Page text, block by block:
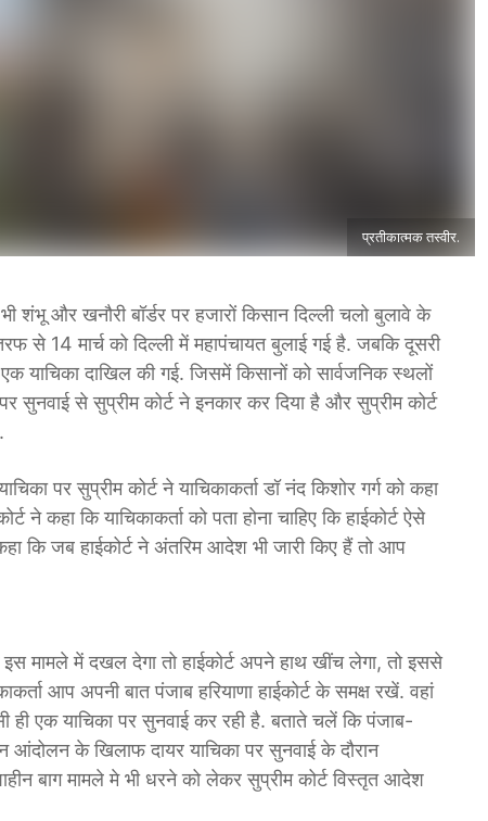
प्रतीकात्मक तस्वीर.
शंभू और खनौरी बॉर्डर पर हजारों किसान दिल्ली चलो बुलावे के
से 14 मार्च को दिल्ली में महापंचायत बुलाई गई है. जबकि दूसरी
याचिका दाखिल की गई. जिसमें किसानों को सार्वजनिक स्थलों
सुनवाई से सुप्रीम कोर्ट ने इनकार कर दिया है और सुप्रीम कोर्ट
पर सुप्रीम कोर्ट ने याचिकाकर्ता डॉ नंद किशोर गर्ग को कहा
ने कहा कि याचिकाकर्ता को पता होना चाहिए कि हाईकोर्ट ऐसे
कि जब हाईकोर्ट ने अंतरिम आदेश भी जारी किए हैं तो आप
मामले में दखल देगा तो हाईकोर्ट अपने हाथ खींच लेगा, तो इससे
आप अपनी बात पंजाब हरियाणा हाईकोर्ट के समक्ष रखें. वहां
ही एक याचिका पर सुनवाई कर रही है. बताते चलें कि पंजाब-
आंदोलन के खिलाफ दायर याचिका पर सुनवाई के दौरान
बाग मामले मे भी धरने को लेकर सुप्रीम कोर्ट विस्तृत आदेश